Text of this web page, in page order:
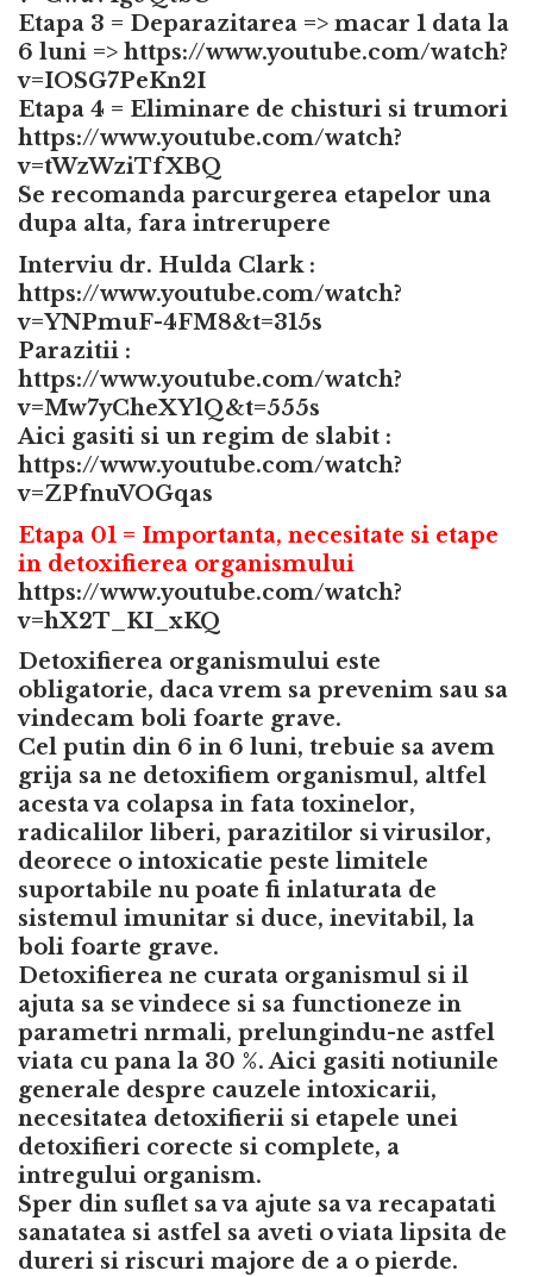
Etapa 3 = Deparazitarea => macar 1 data la
6 luni => https://www.youtube.com/watch?
v=IOSG7PeKn2I
Etapa 4 = Eliminare de chisturi si trumori
https://www.youtube.com/watch?
v=tWzWziTfXBQ
Se recomanda parcurgerea etapelor una
dupa alta, fara intrerupere
Interviu dr. Hulda Clark :
https://www.youtube.com/watch?
v=YNPmuF-4FM8&t=315s
Parazitii :
https://www.youtube.com/watch?
v=Mw7yCheXYlQ&t=555s
Aici gasiti si un regim de slabit :
https://www.youtube.com/watch?
v=ZPfnuVOGqas
Etapa 01 = Importanta, necesitate si etape
in detoxifierea organismului
https://www.youtube.com/watch?
v=hX2T_KI_xKQ
Detoxifierea organismului este
obligatorie, daca vrem sa prevenim sau sa
vindecam boli foarte grave.
Cel putin din 6 in 6 luni, trebuie sa avem
grija sa ne detoxifiem organismul, altfel
acesta va colapsa in fata toxinelor,
radicalilor liberi, parazitilor si virusilor,
deorece o intoxicatie peste limitele
suportabile nu poate fi inlaturata de
sistemul imunitar si duce, inevitabil, la
boli foarte grave.
Detoxifierea ne curata organismul si il
ajuta sa se vindece si sa functioneze in
parametri nrmali, prelungindu-ne astfel
viata cu pana la 30 %. Aici gasiti notiunile
generale despre cauzele intoxicarii,
necesitatea detoxifierii si etapele unei
detoxifieri corecte si complete, a
intregului organism.
Sper din suflet sa va ajute sa va recapatati
sanatatea si astfel sa aveti o viata lipsita de
dureri si riscuri majore de a o pierde.